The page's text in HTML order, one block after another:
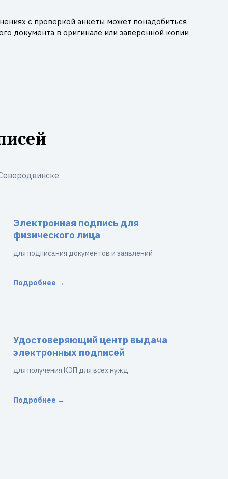
с проверкой анкеты может понадобиться
документа в оригинале или заверенной копии
Электронная подпись для
физического лица
для подписания документов и заявлений
Подробнее →
Удостоверяющий центр выдача
электронных подписей
для получения КЭП для всех нужд
Подробнее →